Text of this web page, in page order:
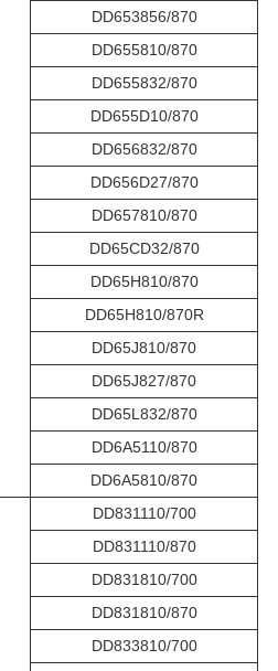
DD653856/870
DD655810/870
DD655832/870
DD655D10/870
DD656832/870
DD656D27/870
DD657810/870
DD65CD32/870
DD65H810/870
DD65H810/870R
DD65J810/870
DD65J827/870
DD65L832/870
DD6A5110/870
DD6A5810/870
DD831110/700
DD831110/870
DD831810/700
DD831810/870
DD833810/700